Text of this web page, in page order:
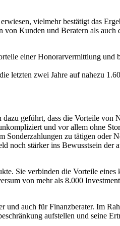
vielmehr bestätigt das
Kunden und Beratern als auch
einer Honorarvermittlung und
letzten zwei Jahre auf nahezu
geführt, dass die Vorteile von
und vor allem ohne
Sonderzahlungen zu tätigen oder
noch stärker ins Bewusstsein der
Sie verbinden die Vorteile eines
von mehr als 8.000
und auch für Finanzberater. Im
aufstellen und seine